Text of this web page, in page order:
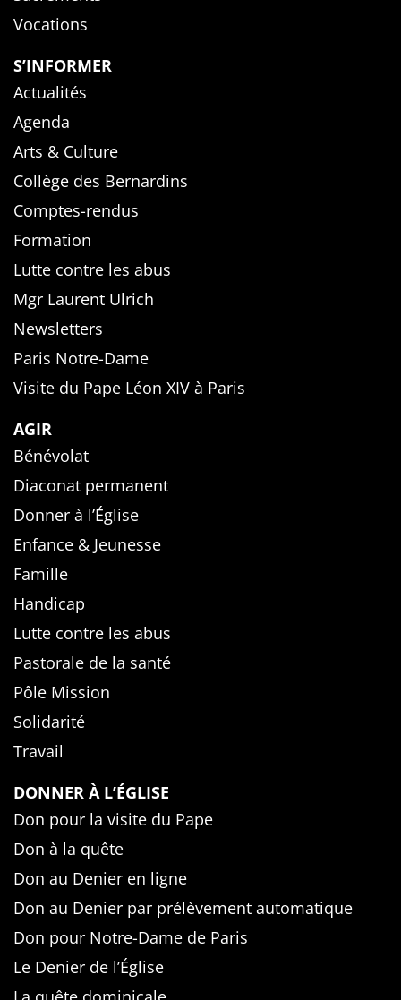
Vocations
S’INFORMER
Actualités
Agenda
Arts & Culture
Collège des Bernardins
Comptes-rendus
Formation
Lutte contre les abus
Mgr Laurent Ulrich
Newsletters
Paris Notre-Dame
Visite du Pape Léon XIV à Paris
AGIR
Bénévolat
Diaconat permanent
Donner à l’Église
Enfance & Jeunesse
Famille
Handicap
Lutte contre les abus
Pastorale de la santé
Pôle Mission
Solidarité
Travail
DONNER À L’ÉGLISE
Don pour la visite du Pape
Don à la quête
Don au Denier en ligne
Don au Denier par prélèvement automatique
Don pour Notre-Dame de Paris
Le Denier de l’Église